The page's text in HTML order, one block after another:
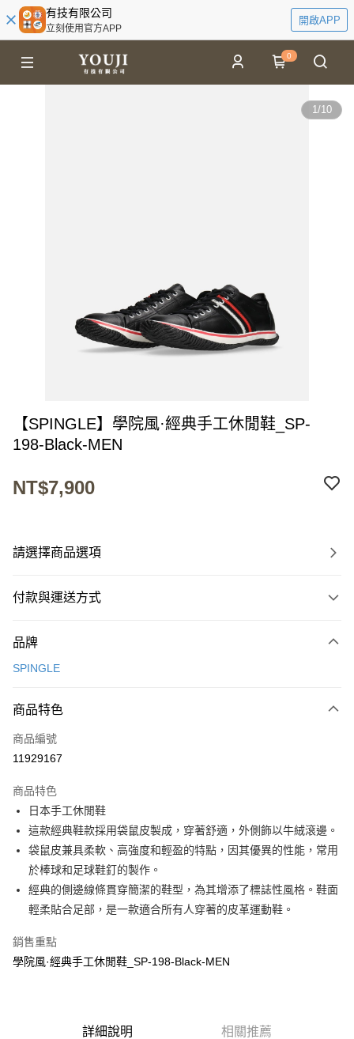
有技有限公司
立刻使用官方APP
開啟APP
0
1/10
【SPINGLE】學院風·經典手工休閒鞋_SP-
198-Black-MEN
NT$7,900
請選擇商品選項
付款與運送方式
信用卡一次付款
LINE Pay
全盈+PAY
全家取貨付款
每筆NT$60
付款後全家取貨
每筆NT$60
7-11取貨付款
付款後7-11取貨
品牌
SPINGLE
商品特色
商品編號
11929167
商品特色
日本手工休閒鞋
這款經典鞋款採用袋鼠皮製成，穿著舒適，外側飾以牛絨滾邊。
袋鼠皮兼具柔軟、高強度和輕盈的特點，因其優異的性能，常用
於棒球和足球鞋釘的製作。
經典的側邊線條貫穿簡潔的鞋型，為其增添了標誌性風格。鞋面
輕柔貼合足部，是一款適合所有人穿​​著的皮革運動鞋。
銷售重點
學院風·經典手工休閒鞋_SP-198-Black-MEN
詳細說明 相關推薦